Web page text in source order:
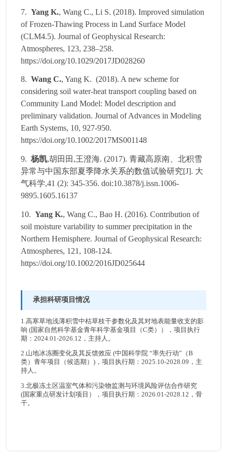
7.Yang K., Wang C., Li S. (2018). Improved simulation
of Frozen-Thawing Process in Land Surface Model
(CLM4.5). Journal of Geophysical Research:
Atmospheres, 123, 238–258.
https://doi.org/10.1029/2017JD028260
8.Wang C., Yang K. (2018). A new scheme for
considering soil water‐heat transport coupling based on
Community Land Model: Model description and
preliminary validation. Journal of Advances in Modeling
Earth Systems, 10, 927-950.
https://doi.org/10.1002/2017MS001148
9.杨凯,胡田田 ,王澄海. (2017).青藏高原南、北积雪
异常与中国东部夏季降水关系的数值试验研究[J]. 大
气科学,41 (2): 345-356. doi:10.3878/j.issn.1006-
9895.1605.16137
10.Yang K., Wang C., Bao H. (2016). Contribution of
soil moisture variability to summer precipitation in the
Northern Hemisphere. Journal of Geophysical Research:
Atmospheres, 121, 108-124.
https://doi.org/10.1002/2016JD025644
承担科研项目情况
1.高寒草地浅薄积雪中枯草枝干参数化及其对地表能量收支的影
响 (国家自然科学基金青年科学基金项目（C类）），项目执行
期：2024.01-2026.12，主持人。
2.山地冰冻圈变化及其反馈效应 (中国科学院 “率先行动”（B
类）青年项目（候选期）)，项目执行期：2025.10-2028.09，主
持人。
3.北极冻土区温室气体和污染物监测与环境风险评估合作研究
(国家重点研发计划项目），项目执行期：2026.01-2028.12，骨
干。